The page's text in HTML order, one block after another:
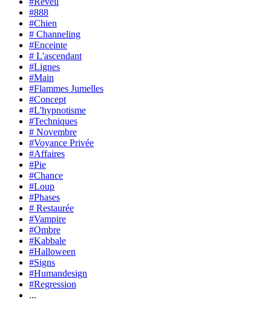
#888
#Chien
# Channeling
#Enceinte
# L'ascendant
#Lignes
#Main
#Flammes Jumelles
#Concept
#L'hypnotisme
#Techniques
# Novembre
#Voyance Privée
#Affaires
#Pie
#Chance
#Loup
#Phases
# Restaurée
#Vampire
#Ombre
#Kabbale
#Halloween
#Signs
#Humandesign
#Regression
...